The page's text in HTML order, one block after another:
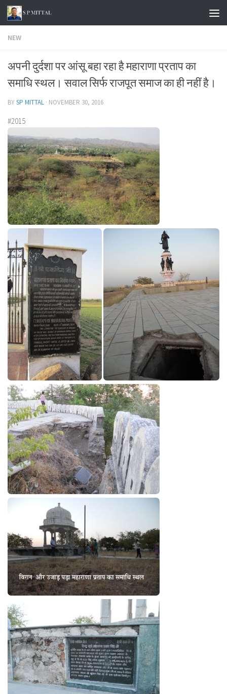
Skip to content
NEW
अपनी दुर्दशा पर आंसू बहा रहा है महाराणा प्रताप का
समाधि स्थल। सवाल सिर्फ राजपूत समाज का ही नहीं है।
BYSP MITTAL · NOVEMBER 30, 2016
#2015